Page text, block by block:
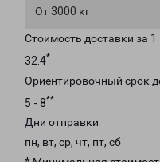
От 3000 кг
Стоимость доставки за
32.4*
Ориентировочный срок
5 - 8**
Дни отправки
пн, вт, ср, чт, пт, сб